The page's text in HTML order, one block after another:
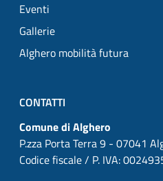
Eventi
Gallerie
Alghero mobilità futura
CONTATTI
Comune di Alghero
P.zza Porta Terra 9 - 07041
Codice fiscale / P. IVA: